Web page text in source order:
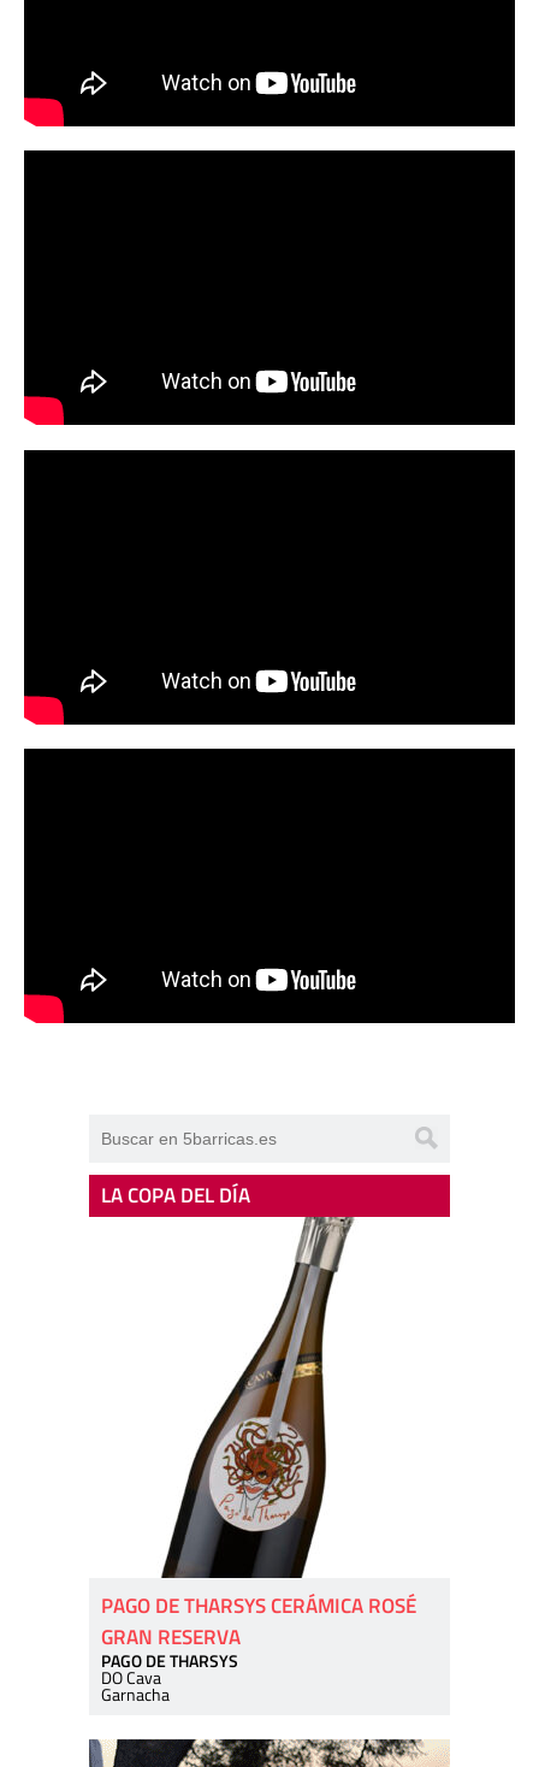
LA COPA DEL DÍA
PAGO DE THARSYS CERÁMICA ROSÉ
GRAN RESERVA
PAGO DE THARSYS
DO Cava
Garnacha